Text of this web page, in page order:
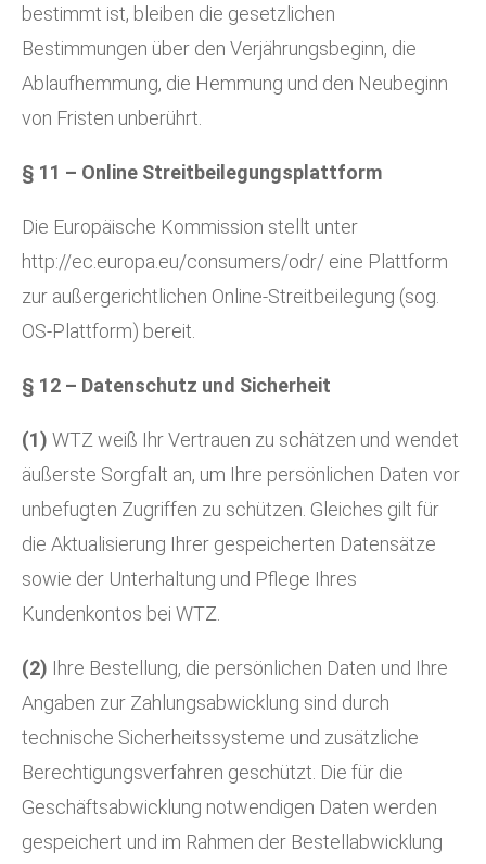
bestimmt ist, bleiben die gesetzlichen
Bestimmungen über den Verjährungsbeginn, die
Ablaufhemmung, die Hemmung und den Neubeginn
von Fristen unberührt.
§ 11 – Online Streitbeilegungsplattform
Die Europäische Kommission stellt unter
http://ec.europa.eu/consumers/odr/ eine Plattform
zur außergerichtlichen Online-Streitbeilegung (sog.
OS-Plattform) bereit.
§ 12 – Datenschutz und Sicherheit
(1) WTZ weiß Ihr Vertrauen zu schätzen und wendet
äußerste Sorgfalt an, um Ihre persönlichen Daten vor
unbefugten Zugriffen zu schützen. Gleiches gilt für
die Aktualisierung Ihrer gespeicherten Datensätze
sowie der Unterhaltung und Pflege Ihres
Kundenkontos bei WTZ.
(2) Ihre Bestellung, die persönlichen Daten und Ihre
Angaben zur Zahlungsabwicklung sind durch
technische Sicherheitssysteme und zusätzliche
Berechtigungsverfahren geschützt. Die für die
Geschäftsabwicklung notwendigen Daten werden
gespeichert und im Rahmen der Bestellabwicklung